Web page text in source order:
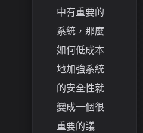
中有重要的
系統，那麼
如何低成本
地加強系統
的安全性就
變成一個很
重要的議